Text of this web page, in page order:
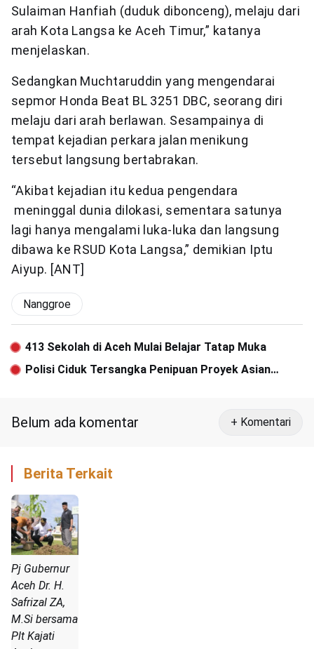
Sulaiman Hanfiah (duduk dibonceng), melaju dari
arah Kota Langsa ke Aceh Timur,” katanya
menjelaskan.
Sedangkan Muchtaruddin yang mengendarai
sepmor Honda Beat BL 3251 DBC, seorang diri
melaju dari arah berlawan. Sesampainya di
tempat kejadian perkara jalan menikung
tersebut langsung bertabrakan.
“Akibat kejadian itu kedua pengendara
meninggal dunia dilokasi, sementara satunya
lagi hanya mengalami luka-luka dan langsung
dibawa ke RSUD Kota Langsa,” demikian Iptu
Aiyup. [ANT]
Nanggroe
413 Sekolah di Aceh Mulai Belajar Tatap Muka
Polisi Ciduk Tersangka Penipuan Proyek Asian
Belum ada komentar + Komentari
Berita Terkait
Pj Gubernur
Aceh Dr. H.
Safrizal ZA,
M.Si bersama
Plt Kajati